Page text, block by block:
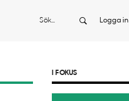
Sök Logga in
I FOKUS